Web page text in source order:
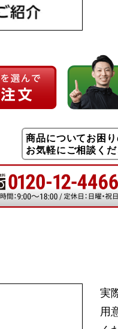
商品についてお困
お気軽にご相談く
実
用